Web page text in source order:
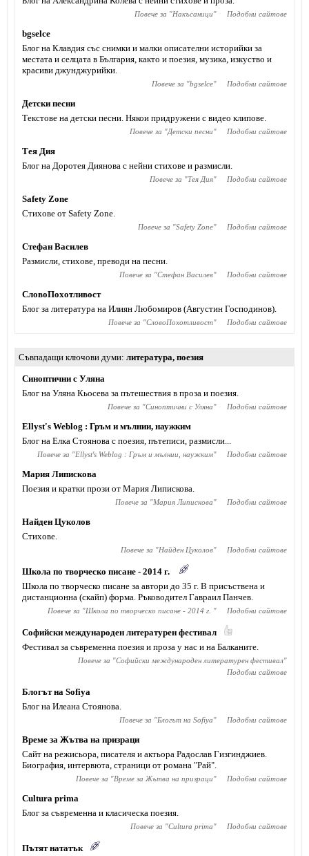
Повече за "Накъсаници" Подобни сайтове
bgselce
Блог на Клавдия със снимки и малки описателни историйки за
местата и селцата в България, както и поезия, музика, изкуство и
красиви джунджурийки.
Повече за "bgselce" Подобни сайтове
Детски песни
Текстове на детски песни. Някои придружени с видео клипове.
Повече за "Детски песни" Подобни сайтове
Тея Дия
Блог на Доротея Диянова с нейни стихове и размисли.
Повече за "Тея Дия" Подобни сайтове
Safety Zone
Стихове от Safety Zone.
Повече за "Safety Zone" Подобни сайтове
Стефан Василев
Размисли, стихове, преводи на песни.
Повече за "Стефан Василев" Подобни сайтове
СловоПохотливост
Блог за литература на Илиян Любомиров (Августин Господинов).
Повече за "СловоПохотливост" Подобни сайтове
Съвпадащи ключови думи литература, поезия
Синоптични с Уляна
Блог на Уляна Кьосева за пътешествия в проза и поезия.
Повече за "Синоптични с Уляна" Подобни сайтове
Ellyst's Weblog : Гръм и мълнии, наужким
Блог на Елка Стоянова с поезия, пътеписи, размисли...
Повече за "Ellyst's Weblog : Гръм и мълнии, наужким" Подобни сайтове
Мария Липискова
Поезия и кратки прози от Мария Липискова.
Повече за "Мария Липискова" Подобни сайтове
Найден Цуколов
Стихове.
Повече за "Найден Цуколов" Подобни сайтове
Школа по творческо писане - 2014 г.
Школа по творческо писане за автори до 35 г. В присъствена и
дистанционна (скайп) форма. Ръководител Гавраил Панчев.
Повече за "Школа по творческо писане - 2014 г. " Подобни сайтове
Софийски международен литературен фестивал
Фестивал за съвременна поезия и проза у нас и на Балканите.
Повече за "Софийски международен литературен фестивал"
Подобни сайтове
Блогът на Sofiya
Блог на Илеана Стоянова.
Повече за "Блогът на Sofiya" Подобни сайтове
Време за Жътва на призраци
Сайт на режисьора, писателя и актьора Радослав Гизгинджиев‎.
Биография, интервюта, страници от романа "Рай".
Повече за "Време за Жътва на призраци" Подобни сайтове
Cultura prima
Блог за съвременна и класическа поезия.
Повече за "Cultura prima" Подобни сайтове
Пътят нататък